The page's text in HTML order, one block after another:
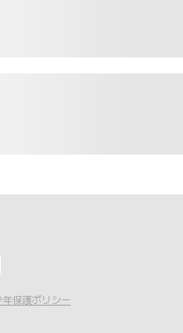
保護ポリシー